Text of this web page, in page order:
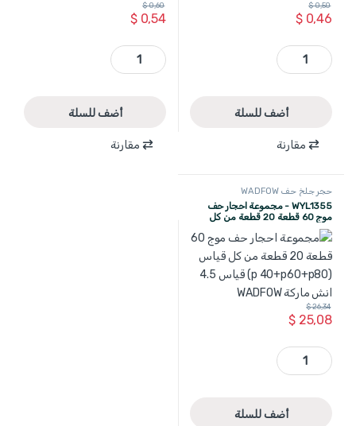
$0,46
$0,50
WYL0412 - حجر جلخ حف موج 60P معدن 4.5 انش لون ازرق WADFOW quantity
أضف للسلة
مقارنة
$0,54
$0,60
WYL3411 - حجر جلخ حف موج 40P معدن 5 انش لون ازرق WADFOW quantity
أضف للسلة
مقارنة
حجر جلخ حف WADFOW
WYL1355 - مجموعة احجار حف
موج 60 قطعة 20 قطعة من كل
انش ماركة WADFOW
$25,08
$26,34
WYL1355 - مجموعة احجار حف موج 60 قطعة 20 قطعة من كل قياس (p 40+p60+p80) قياس 4.5 انش ماركة WADFOW quantity
أضف للسلة